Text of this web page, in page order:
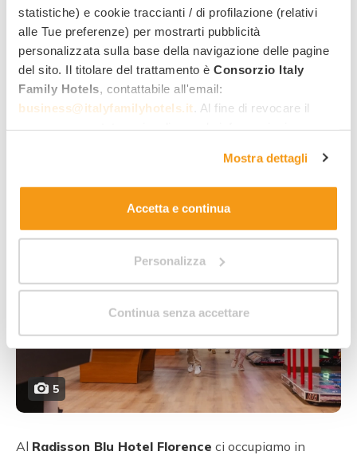
statistiche) e cookie traccianti / di profilazione (relativi
alle Tue preferenze) per mostrarti pubblicità
personalizzata sulla base della navigazione delle pagine
del sito. Il titolare del trattamento è Consorzio Italy
Family Hotels , contattabile all'email:
business@italyfamilyhotels.it . Al fine di revocare il
. Allo stesso link trovi la nostra informativa
estesa sui cookie.
Mostra dettagli
Accetta e continua
Personalizza
Continua senza accettare
Animazione
MAXI Gonfiabili
Servizio baby sitting su richiesta a pagamento
Sala multimediale / Cinema
5
Al Radisson Blu Hotel Florence ci occupiamo in